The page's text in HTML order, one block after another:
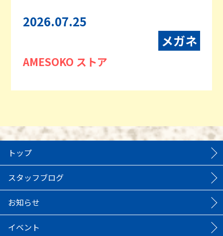
2026.07.25
メガネ
AMESOKO ストア
トップ
スタッフブログ
お知らせ
イベント